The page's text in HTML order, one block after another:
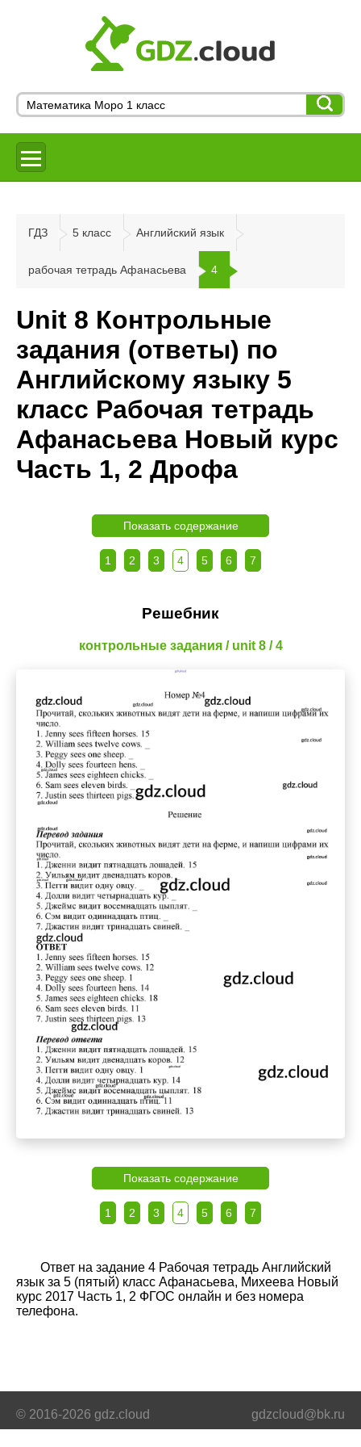
ГДЗ 5 класс Английский язык
рабочая тетрадь Афанасьева 4
Unit 8 Контрольные
задания (ответы) по
Английскому языку 5
класс Рабочая тетрадь
Афанасьева Новый курс
Часть 1, 2 Дрофа
Показать содержание
1 2 3 4 5 6 7
Решебник
контрольные задания / unit 8 / 4
Показать содержание
1 2 3 4 5 6 7
Ответ на задание 4 Рабочая тетрадь Английский
язык за 5 (пятый) класс Афанасьева, Михеева Новый
курс 2017 Часть 1, 2 ФГОС онлайн и без номера
телефона.
© 2016-2026 gdz.cloud gdzcloud@bk.ru